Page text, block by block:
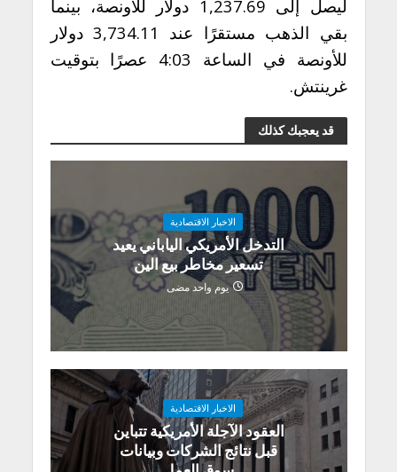
ليصل إلى 1,237.69 دولار للأونصة، بينما
بقي الذهب مستقرًا عند 3,734.11 دولار
للأونصة في الساعة 4:03 عصرًا بتوقيت
غرينتش.
قد يعجبك كذلك
الاخبار الاقتصادية
التدخل الأمريكي الياباني يعيد
تسعير مخاطر بيع الين
يوم واحد مضى
الاخبار الاقتصادية
العقود الآجلة الأمريكية تتباين
قبل نتائج الشركات وبيانات